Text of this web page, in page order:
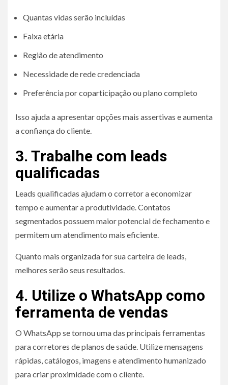
Quantas vidas serão incluídas
Faixa etária
Região de atendimento
Necessidade de rede credenciada
Preferência por coparticipação ou plano completo
Isso ajuda a apresentar opções mais assertivas e aumenta
a confiança do cliente.
3. Trabalhe com leads
qualificadas
Leads qualificadas ajudam o corretor a economizar
tempo e aumentar a produtividade. Contatos
segmentados possuem maior potencial de fechamento e
permitem um atendimento mais eficiente.
Quanto mais organizada for sua carteira de leads,
melhores serão seus resultados.
4. Utilize o WhatsApp como
ferramenta de vendas
O WhatsApp se tornou uma das principais ferramentas
para corretores de planos de saúde. Utilize mensagens
rápidas, catálogos, imagens e atendimento humanizado
para criar proximidade com o cliente.